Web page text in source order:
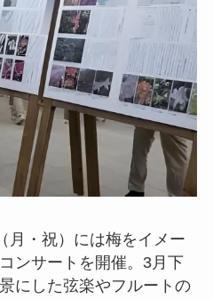
月・祝）には梅をイメー
ンサートを開催。3月下
にした弦楽やフルートの